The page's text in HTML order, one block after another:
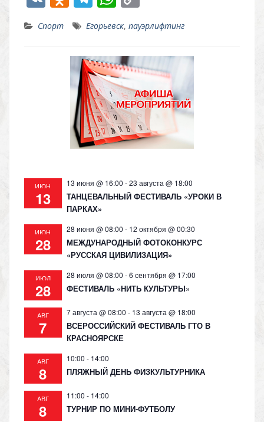
d
n
o
kl
as
s
ni
ki
e
gr
a
m
at
s
A
p
p
p
y
Li
n
k
Спорт Егорьевск, пауэрлифтинг
ИЮН
13
13 июня @ 16:00 -23 августа @ 18:00
ТАНЦЕВАЛЬНЫЙ ФЕСТИВАЛЬ «УРОКИ В
ПАРКАХ»
ИЮН
28
28 июня @ 08:00 - 12 октября @ 00:30
МЕЖДУНАРОДНЫЙ ФОТОКОНКУРС
«РУССКАЯ ЦИВИЛИЗАЦИЯ»
ИЮЛ
28
28 июля @ 08:00 -6 сентября @ 17:00
ФЕСТИВАЛЬ «НИТЬ КУЛЬТУРЫ»
АВГ
7
7 августа @ 08:00 - 13 августа @ 18:00
ВСЕРОССИЙСКИЙ ФЕСТИВАЛЬ ГТО В
КРАСНОЯРСКЕ
АВГ
8
10:00 - 14:00
ПЛЯЖНЫЙ ДЕНЬ ФИЗКУЛЬТУРНИКА
АВГ
8
11:00 - 14:00
ТУРНИР ПО МИНИ-ФУТБОЛУ